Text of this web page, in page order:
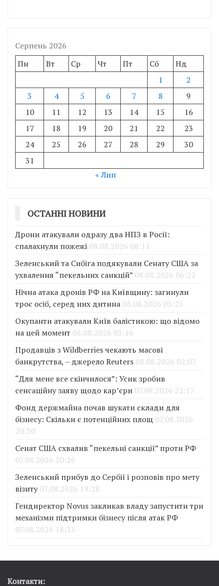
Серпень 2026
Пн
Вт Ср Чт Пт Сб
Нд
1
2
3
4 5 6 7 8
9
10
11 12 13 14 15
16
17
18 19 20 21 22
23
24
25 26 27 28 29
30
31
« Лип
ОСТАННІ НОВИНИ
Дрони атакували одразу два НПЗ в Росії:
спалахнули пожежі 08.08.2026 08:11
Зеленський та Сибіга подякували Сенату США за
ухвалення “пекельних санкцій” 08.08.2026 06:22
Нічна атака дронів РФ на Київщину: загинули
троє осіб, серед них дитина 08.08.2026 03:25
Окупанти атакували Київ балістикою: що відомо
на цей момент 08.08.2026 03:16
Продавців з Wildberries чекають масові
банкрутства, – джерело Reuters 08.08.2026 02:07
“Для мене все скінчилося”: Усик зробив
сенсаційну заяву щодо кар’єри 07.08.2026 22:17
Фонд держмайна почав шукати склади для
бізнесу: Скільки є потенційних площ 07.08.2026
20:30
Сенат США схвалив “пекельні санкції” проти РФ
07.08.2026 20:26
Зеленський прибув до Сербії і розповів про мету
візиту 07.08.2026 19:28
Гендиректор Novus закликав владу запустити три
механізми підтримки бізнесу після атак РФ
07.08.2026 18:35
Контакти: